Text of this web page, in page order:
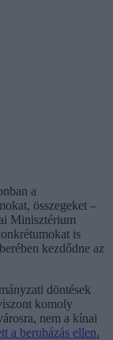
a
összegeket –
Minisztérium
is
kezdődne az
döntések
komoly
nem a kínai
a beruházás ellen.